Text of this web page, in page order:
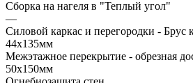
Сборка на нагеля в "Теплый угол"
—
Силовой каркас и перегородки - Брус
44х135мм
Межэтажное перекрытие - обрезная
50х150мм